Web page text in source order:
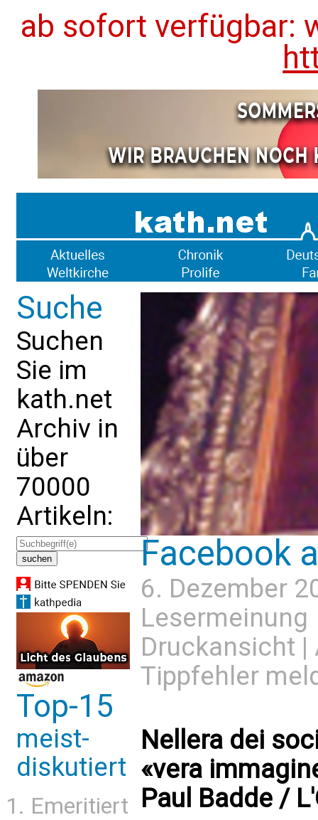
ab sofort verfügbar:
Suche
Suchen
Sie im
kath.net
Archiv in
über
70000
Artikeln:
Top-15
meist-
diskutiert
Emeritiert
Facebook
6. Dezember
Lesermeinung
Druckansicht |
Tippfehler
Nellera dei
«vera
Paul Badde /